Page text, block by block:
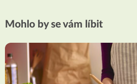
Mohlo by se vám líbit